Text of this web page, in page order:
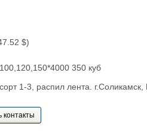
$)
350 куб
1-3, распил лента.
контакты